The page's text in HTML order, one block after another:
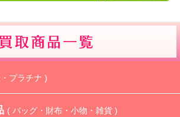
プラチナ )
( バッグ・財布・小物・雑貨 )